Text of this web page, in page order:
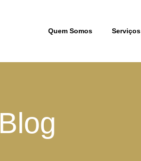
Quem Somos Serviços
Blog